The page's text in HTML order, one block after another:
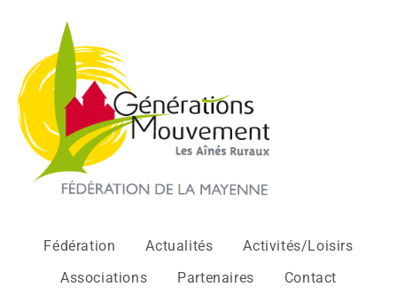
Fédération Actualités
Activités/Loisirs
Associations
Partenaires Contact